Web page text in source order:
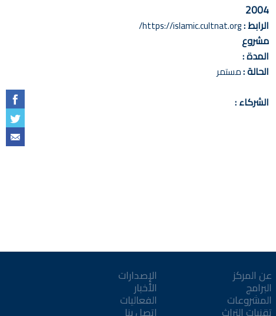
2004
الرابط :https://islamic.cultnat.org/
مشروع
المدة :
الحالة :مستمر
الشركاء :
عن المركز
البرامج
المشروعات
الإصدارات
الأخبار
الفعاليات